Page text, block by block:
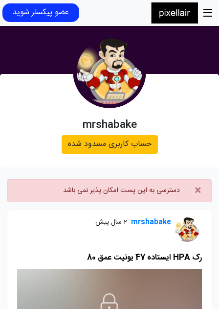
عضو پیکسلر شوید
mrshabake
حساب کاربری مسدود شده
× دسترسی به این پست امکان پذیر نمی باشد
mrshabake 2 سال پیش
رک HPA ايستاده 47 يونيت عمق 80